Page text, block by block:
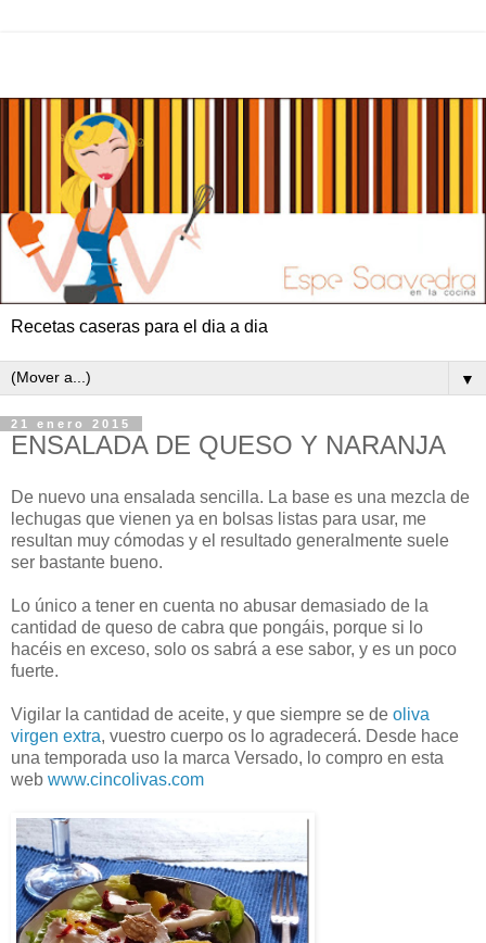
Recetas caseras para el dia a dia
▼
21 enero 2015
ENSALADA DE QUESO Y NARANJA
De nuevo una ensalada sencilla. La base es una mezcla de
lechugas que vienen ya en bolsas listas para usar, me
resultan muy cómodas y el resultado generalmente suele
ser bastante bueno.
Lo único a tener en cuenta no abusar demasiado de la
cantidad de queso de cabra que pongáis, porque si lo
hacéis en exceso, solo os sabrá a ese sabor, y es un poco
fuerte.
Vigilar la cantidad de aceite, y que siempre se de oliva
virgen extra, vuestro cuerpo os lo agradecerá. Desde hace
una temporada uso la marca Versado, lo compro en esta
web www.cincolivas.com